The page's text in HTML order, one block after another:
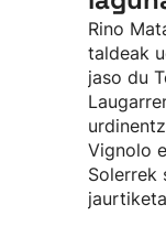
Rino
taldeak
jaso du
Vignolo
Solerrek